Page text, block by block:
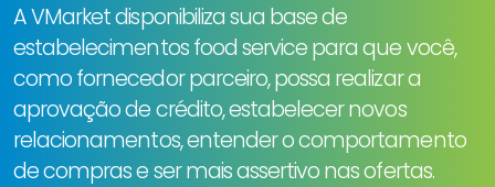
A VMarket disponibiliza sua base de
estabelecimentos food service para que você,
como fornecedor parceiro, possa realizar a
aprovação de crédito, estabelecer novos
relacionamentos, entender o comportamento
de compras e ser mais assertivo nas ofertas.